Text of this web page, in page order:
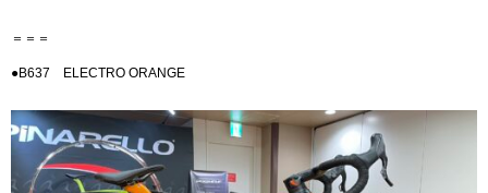
＝＝＝
●B637 ELECTRO ORANGE